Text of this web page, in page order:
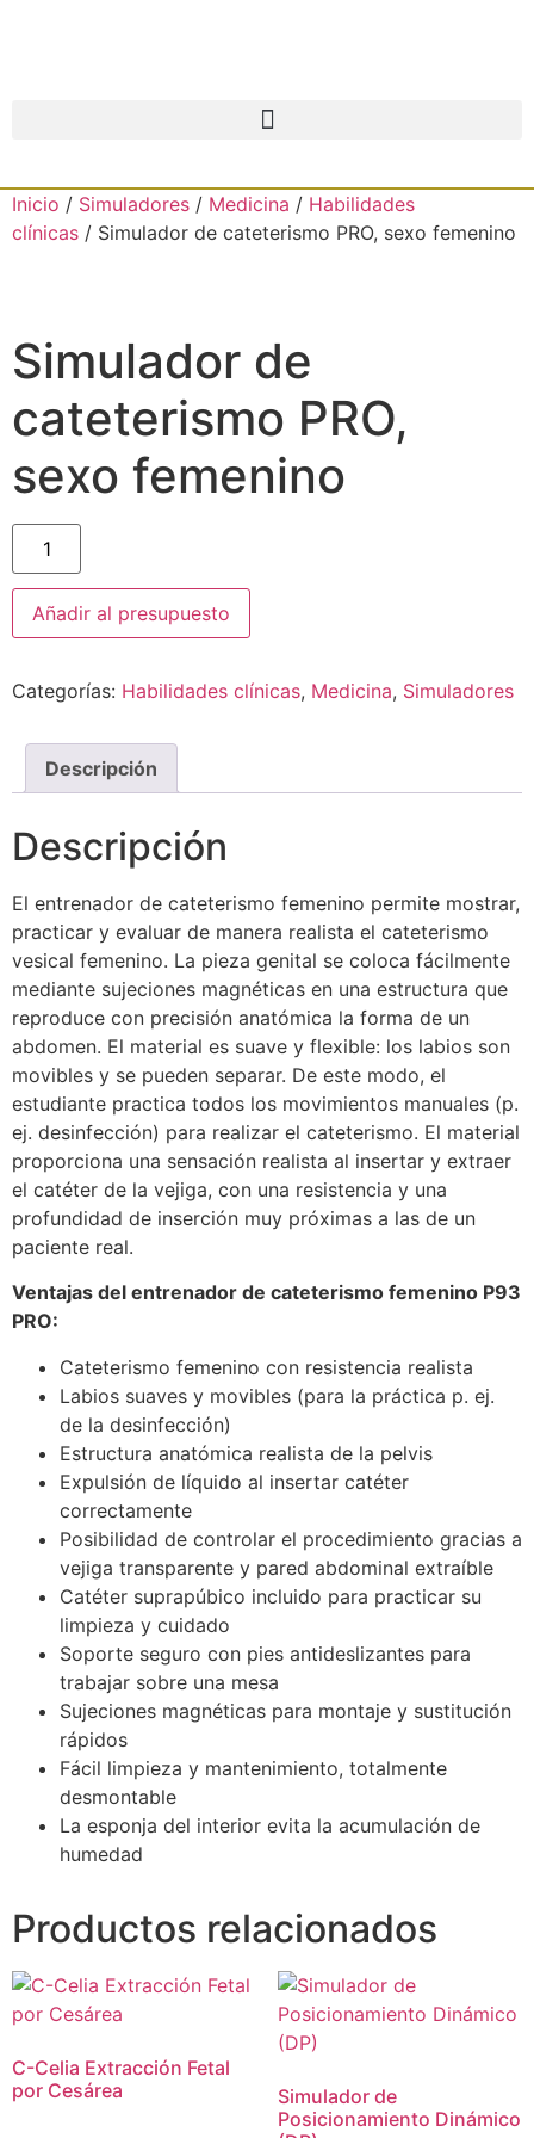
Inicio / Simuladores / Medicina / Habilidades
clínicas / Simulador de cateterismo PRO, sexo femenino
Simulador de
cateterismo PRO,
sexo femenino
Añadir al presupuesto
Categorías: Habilidades clínicas, Medicina, Simuladores
Descripción
Descripción
El entrenador de cateterismo femenino permite mostrar,
practicar y evaluar de manera realista el cateterismo
vesical femenino. La pieza genital se coloca fácilmente
mediante sujeciones magnéticas en una estructura que
reproduce con precisión anatómica la forma de un
abdomen. El material es suave y flexible: los labios son
movibles y se pueden separar. De este modo, el
estudiante practica todos los movimientos manuales (p.
ej. desinfección) para realizar el cateterismo. El material
proporciona una sensación realista al insertar y extraer
el catéter de la vejiga, con una resistencia y una
profundidad de inserción muy próximas a las de un
paciente real.
Ventajas del entrenador de cateterismo femenino P93
PRO:
Cateterismo femenino con resistencia realista
Labios suaves y movibles (para la práctica p. ej.
de la desinfección)
Estructura anatómica realista de la pelvis
Expulsión de líquido al insertar catéter
correctamente
Posibilidad de controlar el procedimiento gracias a
vejiga transparente y pared abdominal extraíble
Catéter suprapúbico incluido para practicar su
limpieza y cuidado
Soporte seguro con pies antideslizantes para
trabajar sobre una mesa
Sujeciones magnéticas para montaje y sustitución
rápidos
Fácil limpieza y mantenimiento, totalmente
desmontable
La esponja del interior evita la acumulación de
humedad
Productos relacionados
C-Celia Extracción Fetal
por Cesárea
Simulador de
Posicionamiento Dinámico